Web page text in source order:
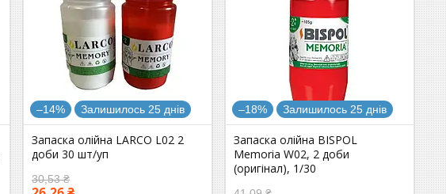
–14% Залишилось 25 днів
Запаска олійна LARCO L02 2
доби 30 шт/уп
30,53 ₴
–18% Залишилось 25 днів
Запаска олійна BISPOL
Memoria W02, 2 доби
(оригінал), 1/30